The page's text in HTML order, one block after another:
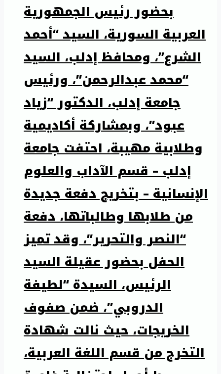
بحضور رئيس الجمهورية
العربية السورية، السيد “أحمد
الشرع”، ومحافظ إدلب، السيد
“محمد عبدالرحمن”، ورئيس
جامعة إدلب، الدكتور “زياد
عبود”، وبمشاركة أكاديمية
وطلابية مهيبة، احتفت جامعة
إدلب – قسم الآداب والعلوم
الإنسانية – بتخريج دفعة جديدة
من طلابها وطالباتها، دفعة
“النصر والتحرير”، وقد تميز
الحفل بحضور عقيلة السيد
الرئيس، السيدة “لطيفة
الدروبي”، ضمن صفوف
الخريجات، حيث نالت شهادة
التخرج من قسم اللغة العربية،